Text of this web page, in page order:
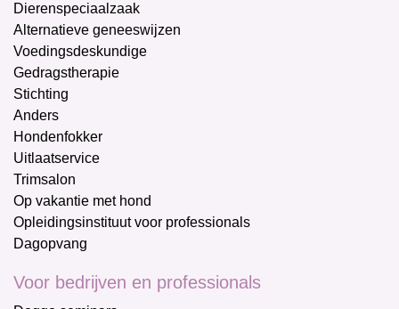
Dierenspeciaalzaak
Alternatieve geneeswijzen
Voedingsdeskundige
Gedragstherapie
Stichting
Anders
Hondenfokker
Uitlaatservice
Trimsalon
Op vakantie met hond
Opleidingsinstituut voor professionals
Dagopvang
Voor bedrijven en professionals